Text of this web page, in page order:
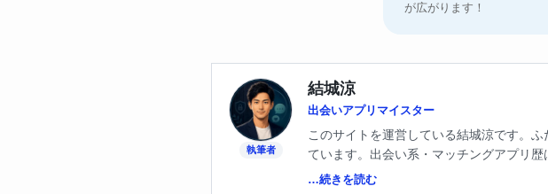
が広がります！
執筆者
結城涼
出会いアプリマイスター
このサイトを運営している結城涼です。
ています。出会い系・マッチングアプリ
いました。あの悔しさがこのサイトの原
…続きを読む